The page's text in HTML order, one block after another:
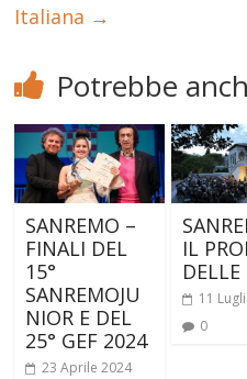
Italiana →
Potrebbe
SANREMO –
FINALI DEL
15°
SANREMOJU
NIOR E DEL
25° GEF 2024
23 Aprile 2024
IL
11
0